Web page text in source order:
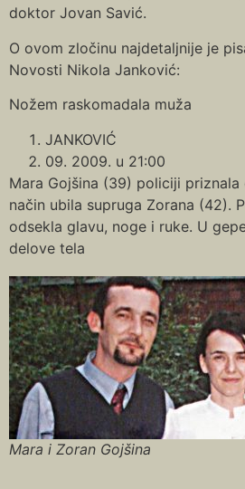
doktor Jovan Savić.
O ovom zločinu najdetaljnije je
Novosti Nikola Janković:
Nožem raskomadala muža
JANKOVIĆ
09. 2009. u 21:00
Mara Gojšina (39) policiji
način ubila supruga Zorana (42).
odsekla glavu, noge i ruke. U
delove tela
Mara i Zoran Gojšina